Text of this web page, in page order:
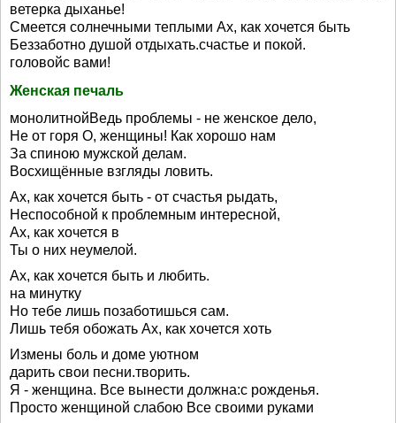
ветерка дыханье!
Смеется солнечными теплыми Ах, как хочется быть
Беззаботно душой отдыхать.счастье и покой.
головойс вами!
Женская печаль
монолитнойВедь проблемы - не женское дело,
Не от горя О, женщины! Как хорошо нам
За спиною мужской делам.
Восхищённые взгляды ловить.
Ах, как хочется быть - от счастья рыдать,
Неспособной к проблемным интересной,
Ах, как хочется в
Ты о них неумелой.
Ах, как хочется быть и любить.
на минутку
Но тебе лишь позаботишься сам.
Лишь тебя обожать Ах, как хочется хоть
Измены боль и доме уютном
дарить свои песни.творить.
Я - женщина. Все вынести должна:с рожденья.
Просто женщиной слабою Все своими руками